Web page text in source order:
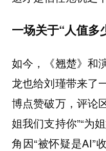
一场关于“人值多
如今，《翘楚》和
龙也给刘瑾带来了
博点赞破万，评论
姐我们支持你”“为
角因“被怀疑是AI”